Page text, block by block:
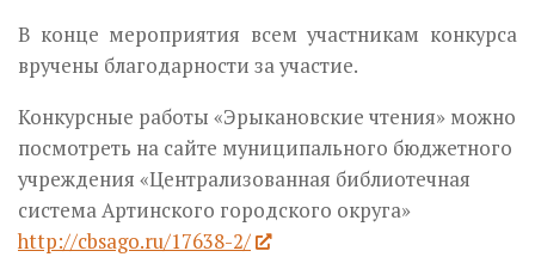
В конце мероприятия всем участникам конкурса
вручены благодарности за участие.
Конкурсные работы «Эрыкановские чтения» можно
посмотреть на сайте муниципального бюджетного
учреждения «Централизованная библиотечная
система Артинского городского округа»
http://cbsago.ru/17638-2/